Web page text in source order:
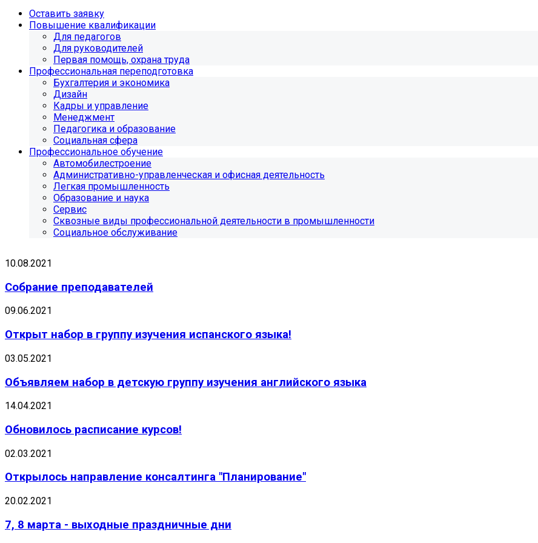
Оставить заявку
Повышение квалификации
Для педагогов
Для руководителей
Первая помощь, охрана труда
Профессиональная переподготовка
Бухгалтерия и экономика
Дизайн
Кадры и управление
Менеджмент
Педагогика и образование
Социальная сфера
Профессиональное обучение
Автомобилестроение
Административно-управленческая и офисная деятельность
Легкая промышленность
Образование и наука
Сервис
Сквозные виды профессиональной деятельности в промышленности
Социальное обслуживание
10.08.2021
Собрание преподавателей
09.06.2021
Открыт набор в группу изучения испанского языка!
03.05.2021
Объявляем набор в детскую группу изучения английского языка
14.04.2021
Обновилось расписание курсов!
02.03.2021
Открылось направление консалтинга "Планирование"
20.02.2021
7, 8 марта - выходные праздничные дни